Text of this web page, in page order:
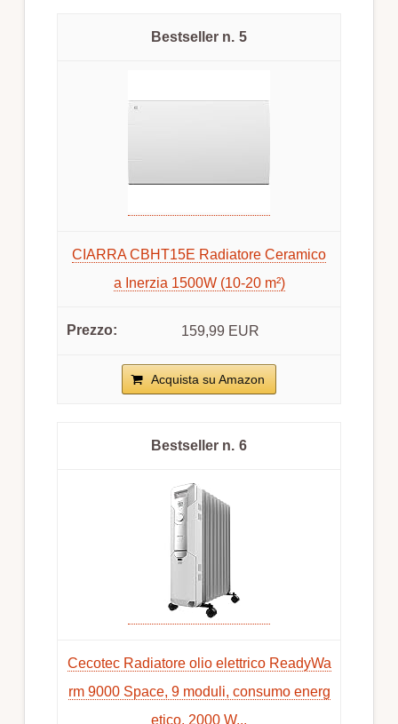
5
CIARRA CBHT15E Radiatore Ceramico
a Inerzia 1500W (10-20 m²)
159,99 EUR
Acquista su Amazon
6
Cecotec Radiatore olio elettrico ReadyWa
rm 9000 Space, 9 moduli, consumo energ
etico, 2000 W...